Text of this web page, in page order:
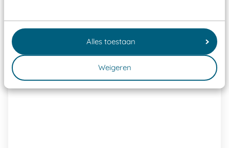
Alles toestaan
Weigeren